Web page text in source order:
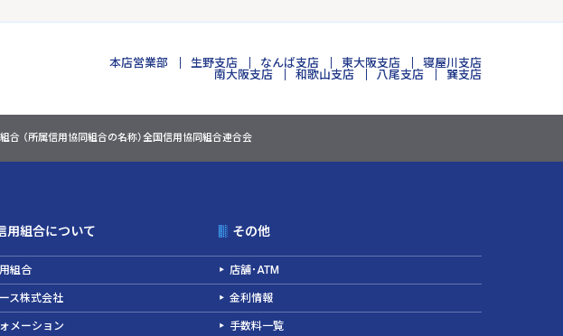
本店営業部 生野支店 なんば支店 東大阪支店
寝屋川支店
南大阪支店
和歌山支店 八尾支店 巽支店
合 （所属信用協同組合の名称）全国信用協同組合連合会
用組合について
組合
ス株式会社
メーション
その他
店舗･ATM
金利情報
手数料一覧